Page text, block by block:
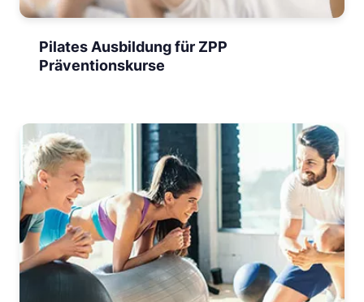
Pilates Ausbildung für ZPP
Präventionskurse